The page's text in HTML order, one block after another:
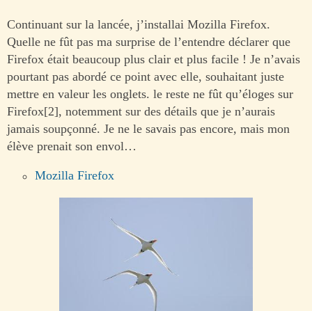
Continuant sur la lancée, j’installai Mozilla Firefox.
Quelle ne fût pas ma surprise de l’entendre déclarer que
Firefox était beaucoup plus clair et plus facile ! Je n’avais
pourtant pas abordé ce point avec elle, souhaitant juste
mettre en valeur les onglets. le reste ne fût qu’éloges sur
Firefox[2], notemment sur des détails que je n’aurais
jamais soupçonné. Je ne le savais pas encore, mais mon
élève prenait son envol…
Mozilla Firefox